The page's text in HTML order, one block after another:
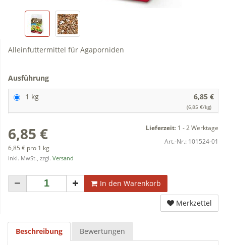
Alleinfuttermittel für Agaporniden
Ausführung
1 kg
6,85 €
(6,85 €/kg)
6,85 €
6,85 € pro 1 kg
inkl. MwSt., zzgl. Versand
Lieferzeit: 1 - 2 Werktage
Art.-Nr.: 101524-01
In den Warenkorb
Merkzettel
Beschreibung Bewertungen